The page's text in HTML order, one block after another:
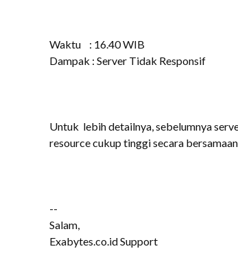
Waktu : 16.40 WIB
Dampak : Server Tidak Responsif
Untuk lebih detailnya, sebelumnya
resource cukup tinggi secara
--
Salam,
Exabytes.co.id Support